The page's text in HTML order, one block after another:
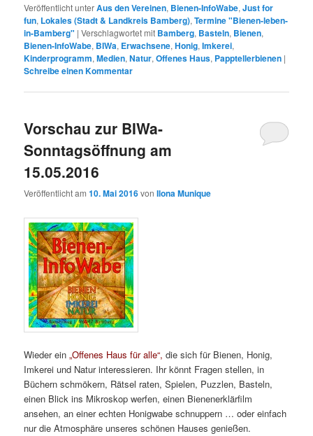
Veröffentlicht unterAus den Vereinen, Bienen-InfoWabe,Just for
fun, Lokales (Stadt & Landkreis Bamberg),Termine "Bienen-leben-
in-Bamberg" |Verschlagwortet mit Bamberg, Basteln, Bienen,
Bienen-InfoWabe, BIWa, Erwachsene,Honig,Imkerei,
Kinderprogramm,Medien,Natur,Offenes Haus, Papptellerbienen |
Schreibe einen Kommentar
Vorschau zur BIWa-
Sonntagsöffnung am
15.05.2016
Veröffentlicht am10. Mai 2016vonIlona Munique
Wieder ein„Offenes Haus für alle“, die sich für Bienen, Honig,
Imkerei und Natur interessieren. Ihr könnt Fragen stellen, in
Büchern schmökern, Rätsel raten, Spielen, Puzzlen, Basteln,
einen Blick ins Mikroskop werfen, einen Bienenerklärfilm
ansehen, an einer echten Honigwabe schnuppern … oder einfach
nur die Atmosphäre unseres schönen Hauses genießen.